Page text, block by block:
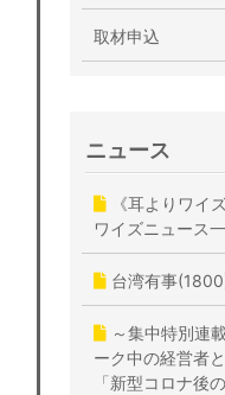
取材申込
ニュース
《耳よりワイ
ワイズニュース
台湾有事
～集中特別連
ーク中の経営者
「新型コロナ後